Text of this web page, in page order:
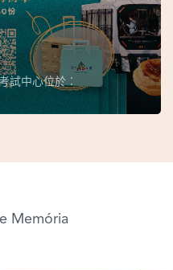
試中心位於︰
Memória